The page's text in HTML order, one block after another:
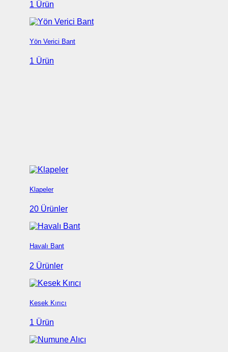
1 Ürün
Yön Verici Bant
1 Ürün
Klapeler
20 Ürünler
Havalı Bant
2 Ürünler
Kesek Kırıcı
1 Ürün